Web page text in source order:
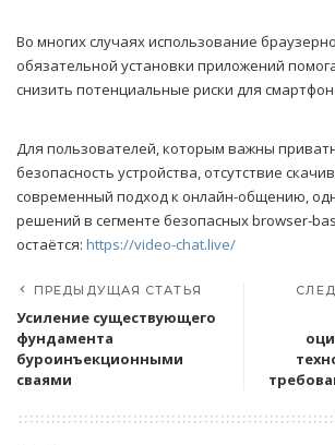
Во многих случаях использование
обязательной установки приложений
снизить потенциальные риски для
Для пользователей, которым важны
безопасность устройства, отсутствие
современный подход к онлайн-общению,
решений в сегменте безопасных browser-
остаётся: https://video-chat.live/
ПРЕДЫДУЩАЯ СТАТЬЯ
Усиление существующего
фундамента
буроинъекционными
сваями